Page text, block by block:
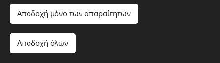
Λαϊκή Συσπείρωση Αθήνας © 2019-2026
Αποδοχή μόνο των απαραίτητων
Αποδοχή όλων